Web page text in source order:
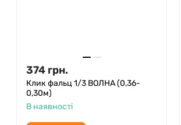
374 грн.
Клик фальц 1/3 ВОЛНА (0,36-
0,30м)
В наявності